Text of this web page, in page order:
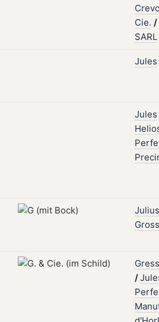
Cie. /
SARL
Jules
Jules
Julius
/